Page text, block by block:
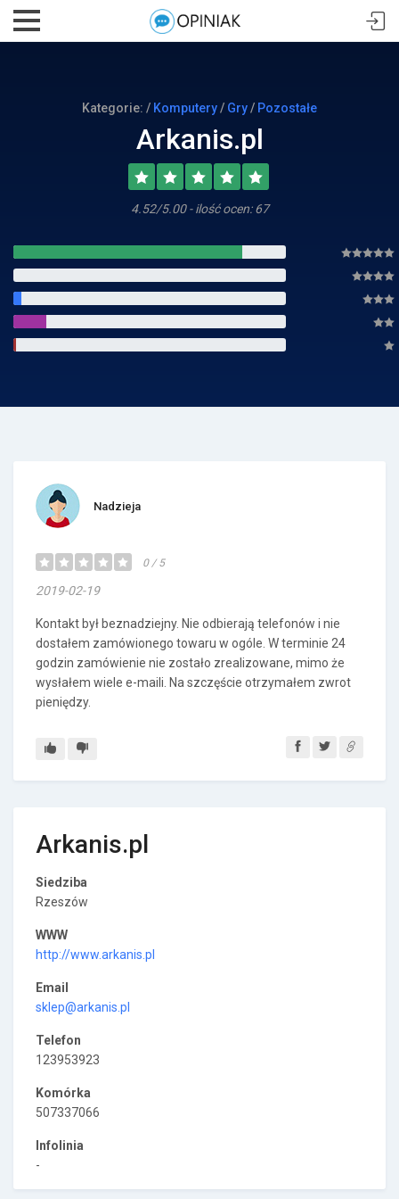
Kategorie: / Komputery/ Gry/ Pozostałe
Arkanis.pl
4.52/5.00 - ilość ocen: 67
Nadzieja
0 / 5
2019-02-19
Kontakt był beznadziejny. Nie odbierają telefonów i nie
dostałem zamówionego towaru w ogóle. W terminie 24
godzin zamówienie nie zostało zrealizowane, mimo że
wysłałem wiele e-maili. Na szczęście otrzymałem zwrot
pieniędzy.
Arkanis.pl
Siedziba
Rzeszów
WWW
http://www.arkanis.pl
Email
sklep@arkanis.pl
Telefon
123953923
Komórka
507337066
Infolinia
-